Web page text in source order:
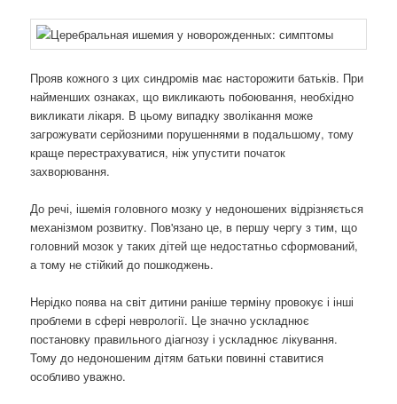
Прояв кожного з цих синдромів має насторожити батьків. При
найменших ознаках, що викликають побоювання, необхідно
викликати лікаря. В цьому випадку зволікання може
загрожувати серйозними порушеннями в подальшому, тому
краще перестрахуватися, ніж упустити початок
захворювання.
До речі, ішемія головного мозку у недоношених відрізняється
механізмом розвитку. Пов'язано це, в першу чергу з тим, що
головний мозок у таких дітей ще недостатньо сформований,
а тому не стійкий до пошкоджень.
Нерідко поява на світ дитини раніше терміну провокує і інші
проблеми в сфері неврології. Це значно ускладнює
постановку правильного діагнозу і ускладнює лікування.
Тому до недоношеним дітям батьки повинні ставитися
особливо уважно.